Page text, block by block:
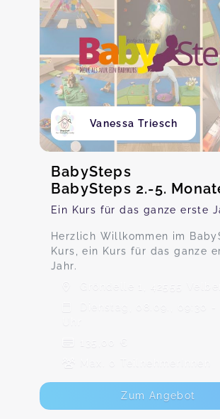
Vanessa Triesch
BabySteps
BabySteps 2.-5.
Ein Kurs für das ganze erste
Herzlich Willkommen im
Kurs, ein Kurs für das ganze
Jahr.
Gröndelle 1, 42555
Dienstag, 08.09., 09:30 -
135,00 €
Max. 0 TeilnehmerInnen
Zum Angebot